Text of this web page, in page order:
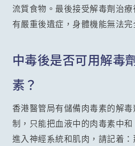
流質食物。最後接受解毒劑治
有嚴重後遺症，身體機能無法完
中毒後是否可用解毒
素？
香港醫管局有儲備肉毒素的解
制，只能把血液中的肉毒素中
進入神經系統和肌肉，請記着：